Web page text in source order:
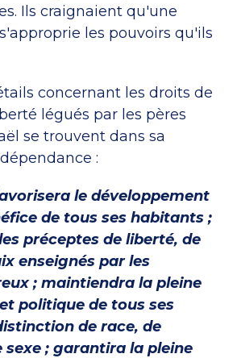
Ils craignaient qu'une
les pouvoirs qu'ils
concernant les droits de
légués par les pères
se trouvent dans sa
:
le développement
de tous ses habitants ;
préceptes de liberté, de
enseignés par les
; maintiendra la pleine
politique de tous ses
de race, de
sexe ; garantira la pleine